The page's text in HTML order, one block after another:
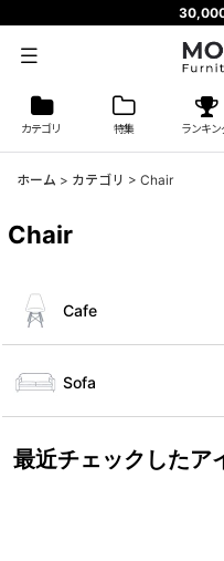
カテゴリ 特集 ランキン
ホーム > カテゴリ > Chair
Chair
Cafe
Sofa
最近チェックしたア